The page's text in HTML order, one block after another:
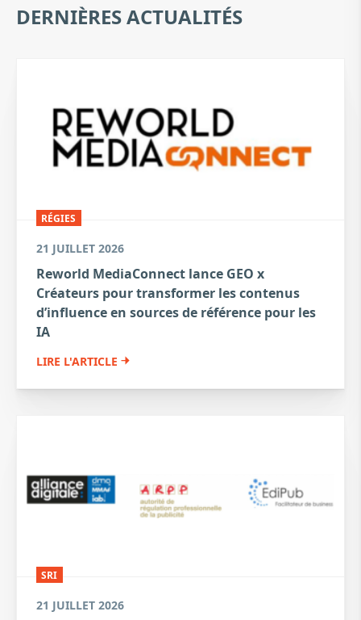
DERNIÈRES ACTUALITÉS
RÉGIES
21 JUILLET 2026
Reworld MediaConnect lance GEO x
Créateurs pour transformer les contenus
d’influence en sources de référence pour les
IA
LIRE L'ARTICLE
SRI
21 JUILLET 2026